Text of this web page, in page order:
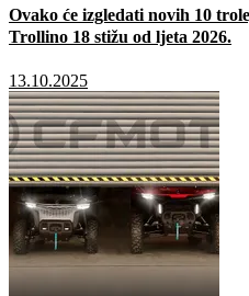
Ovako će izgledati novih 10
Trollino 18 stižu od ljeta 2026.
13.10.2025